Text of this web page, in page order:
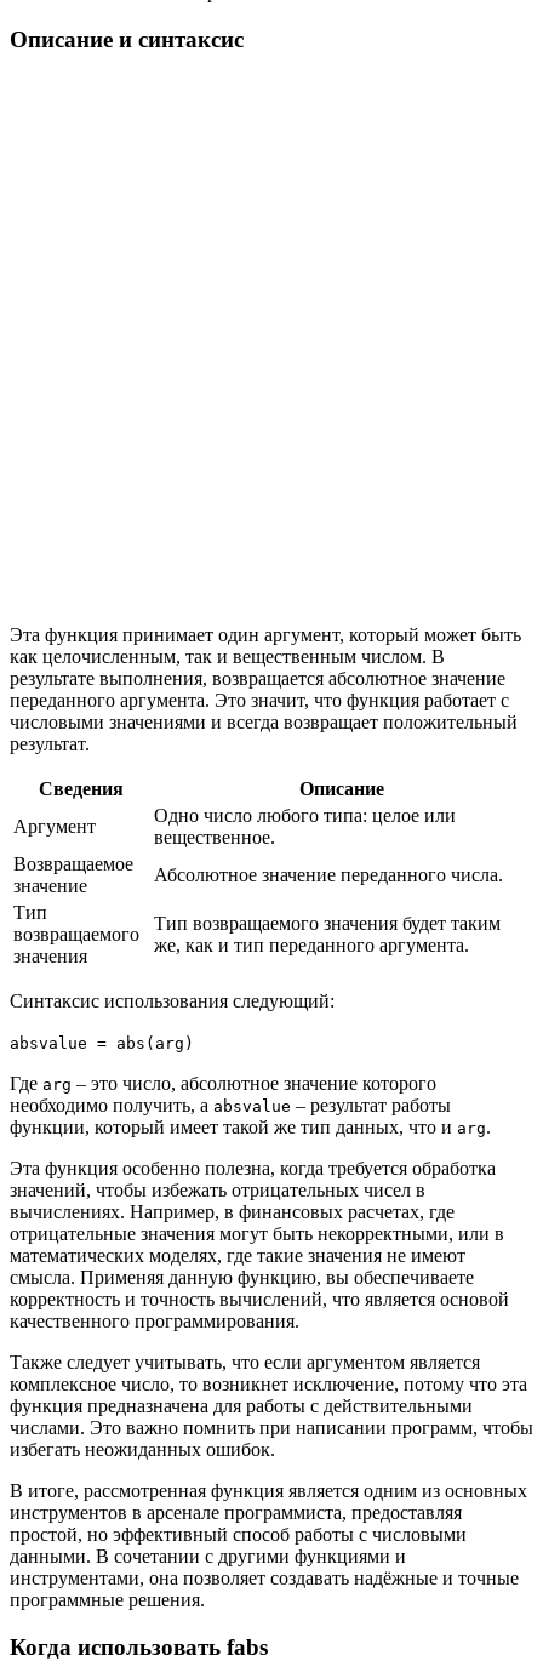
Описание и синтаксис
Эта функция принимает один аргумент, который может быть
как целочисленным, так и вещественным числом. В
результате выполнения, возвращается абсолютное значение
переданного аргумента. Это значит, что функция работает с
числовыми значениями и всегда возвращает положительный
результат.
Сведения
Описание
Аргумент
Одно число любого типа: целое или
вещественное.
Возвращаемое
значение
Абсолютное значение переданного числа.
Тип
возвращаемого
значения
Тип возвращаемого значения будет таким
же, как и тип переданного аргумента.
Синтаксис использования следующий:
absvalue = abs(arg)
Где arg – это число, абсолютное значение которого
необходимо получить, а absvalue – результат работы
функции, который имеет такой же тип данных, что и arg.
Эта функция особенно полезна, когда требуется обработка
значений, чтобы избежать отрицательных чисел в
вычислениях. Например, в финансовых расчетах, где
отрицательные значения могут быть некорректными, или в
математических моделях, где такие значения не имеют
смысла. Применяя данную функцию, вы обеспечиваете
корректность и точность вычислений, что является основой
качественного программирования.
Также следует учитывать, что если аргументом является
комплексное число, то возникнет исключение, потому что эта
функция предназначена для работы с действительными
числами. Это важно помнить при написании программ, чтобы
избегать неожиданных ошибок.
В итоге, рассмотренная функция является одним из основных
инструментов в арсенале программиста, предоставляя
простой, но эффективный способ работы с числовыми
данными. В сочетании с другими функциями и
инструментами, она позволяет создавать надёжные и точные
программные решения.
Когда использовать fabs